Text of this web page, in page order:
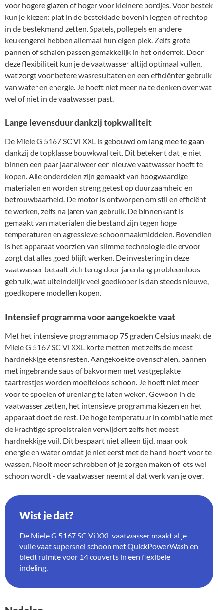
voor hogere glazen of hoger voor kleinere bordjes. Voor bestek
kun je kiezen: plat in de besteklade bovenin leggen of rechtop
in de bestekmand zetten. Spatels, pollepels en andere
keukengerei hebben allemaal hun eigen plek. Zelfs grote
pannen of schalen passen gemakkelijk in het onderrek. Door
deze flexibiliteit kun je de vaatwasser altijd optimaal vullen,
wat zorgt voor betere wasresultaten en een efficiënter gebruik
van water en energie. Je hoeft niet meer na te denken over wat
wel of niet in de vaatwasser past.
Lange levensduur dankzij topkwaliteit
De Miele G 5167 SC Vi XXL is gebouwd om lang mee te gaan
dankzij de topklasse bouwkwaliteit. Dit betekent dat je niet
binnen een paar jaar alweer een nieuwe vaatwasser hoeft te
kopen. Alle onderdelen zijn gemaakt van hoogwaardige
materialen en worden streng getest op duurzaamheid en
betrouwbaarheid. De motor is ontworpen om stil en efficiënt
te werken, zelfs na jaren van gebruik. De binnenkant is
gemaakt van materialen die bestand zijn tegen hoge
temperaturen en agressieve schoonmaakmiddelen. Bovendien
is het apparaat voorzien van slimme technologie die ervoor
zorgt dat alles goed blijft werken. De investering in deze
vaatwasser betaalt zich terug door jarenlang probleemloos
gebruik, wat uiteindelijk veel goedkoper is dan steeds nieuwe,
goedkopere modellen kopen.
Intensief programma voor aangekoekte vaat
Met het intensieve programma op 75 graden Celsius maakt de
Miele G 5167 SC Vi XXL korte metten met zelfs de meest
hardnekkige etensresten. Aangekoekte ovenschalen, pannen
met ingebrande saus of bakvormen met vastgeplakte
taartrestjes worden moeiteloos schoon. Je hoeft niet meer
voor te spoelen of urenlang te laten weken. Gewoon in de
vaatwasser zetten, het intensieve programma kiezen en het
apparaat doet de rest. De hoge temperatuur in combinatie met
de krachtige sproeistralen verwijdert zelfs het meest
hardnekkige vuil. Dit bespaart niet alleen tijd, maar ook
energie en water omdat je niet eerst met de hand hoeft voor te
wassen. Nooit meer schrobben of je zorgen maken of iets wel
schoon wordt - de vaatwasser neemt al dat werk van je over.
Wist je dat?
De Miele G 5167 SC Vi XXL vaatwasser maakt al je
vuile vaat supersnel schoon met QuickPowerWash en
biedt ruimte voor 14 couverts in een flexibele
indeling.